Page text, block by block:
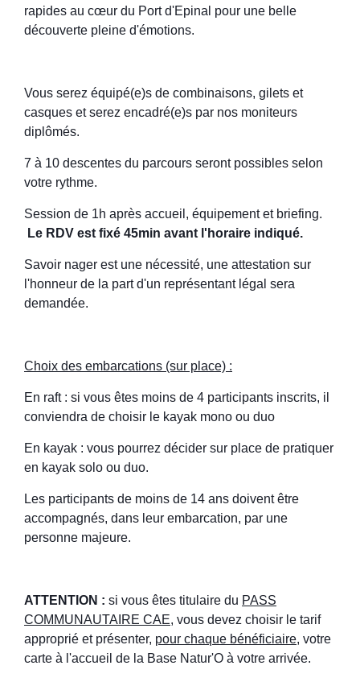
rapides au cœur du Port d'Epinal pour une belle
découverte pleine d'émotions.
Vous serez équipé(e)s de combinaisons, gilets et
casques et serez encadré(e)s par nos moniteurs
diplômés.
7 à 10 descentes du parcours seront possibles selon
votre rythme.
Session de 1h après accueil, équipement et briefing.
Le RDV est fixé 45min avant l'horaire indiqué.
Savoir nager est une nécessité, une attestation sur
l'honneur de la part d'un représentant légal sera
demandée.
Choix des embarcations (sur place) :
En raft : si vous êtes moins de 4 participants inscrits, il
conviendra de choisir le kayak mono ou duo
En kayak : vous pourrez décider sur place de pratiquer
en kayak solo ou duo.
Les participants de moins de 14 ans doivent être
accompagnés, dans leur embarcation, par une
personne majeure.
ATTENTION : si vous êtes titulaire du PASS
COMMUNAUTAIRE CAE, vous devez choisir le tarif
approprié et présenter, pour chaque bénéficiaire, votre
carte à l'accueil de la Base Natur'O à votre arrivée.